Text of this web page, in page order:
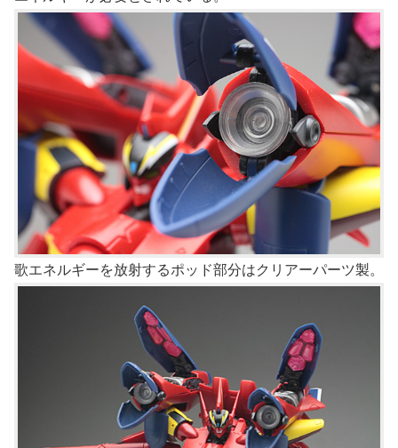
歌エネルギーを放射するポッド部分はクリアーパーツ製。